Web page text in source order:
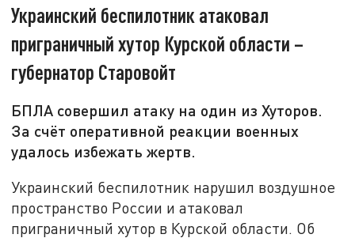
Украинский беспилотник атаковал
приграничный хутор Курской области –
губернатор Старовойт
БПЛА совершил атаку на один из Хуторов.
За счёт оперативной реакции военных
удалось избежать жертв.
Украинский беспилотник нарушил воздушное
пространство России и атаковал
приграничный хутор в Курской области. Об